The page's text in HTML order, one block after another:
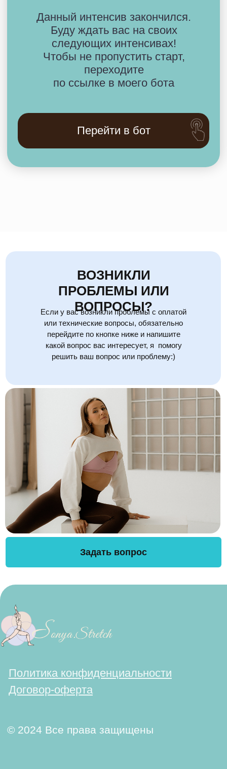
ВОЗНИКЛИ
ПРОБЛЕМЫ ИЛИ
ВОПРОСЫ?
Если у вас возникли проблемы с оплатой
или технические вопросы, обязательно
перейдите по кнопке ниже и напишите
какой вопрос вас интересует, я помогу
решить ваш вопрос или проблему:)
Задать вопрос